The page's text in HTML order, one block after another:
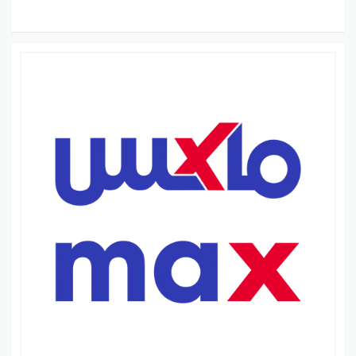
قيمة مقابل نقودك.
كيفية الحصول على كود خصم ماكس فاشون السعودية
البحث عن كود خصم عبر الإنترنت
عن كود خصم عبر الإنترنت. مواقع القسائم والتخفيضات توفر
أكواد خصم لاستخدامها عند الشراء. قم بزيارة مواقع
القسائم المعروفة وابحث عن كود خصم ماكس فاشون
السعودية الذي يوفر الخصم المطلوب.